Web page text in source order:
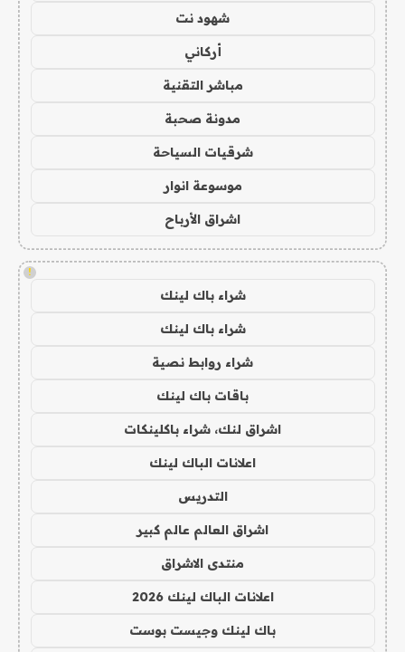
شهود نت
أركاني
مباشر التقنية
مدونة صحبة
شرقيات السياحة
موسوعة انوار
اشراق الأرباح
!
شراء باك لينك
شراء باك لينك
شراء روابط نصية
باقات باك لينك
اشراق لنك، شراء باكلينكات
اعلانات الباك لينك
التدريس
اشراق العالم عالم كبير
منتدى الاشراق
اعلانات الباك لينك 2026
باك لينك وجيست بوست